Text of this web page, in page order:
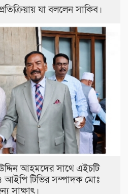
যা বললেন সাকিব।
উদ্দিন আহমদের সাথে এইচটি
আইপি টিভির সম্পাদক মোঃ
সাক্ষাৎ।